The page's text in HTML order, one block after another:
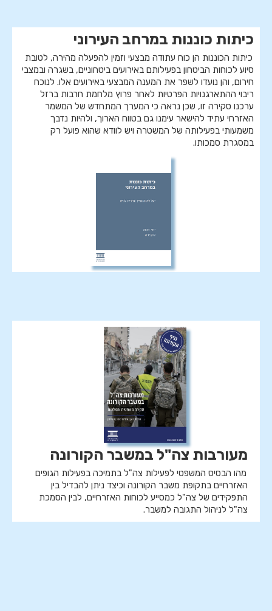
כיתות כוננות במרחב העירוני
כיתות הכוננות הן כוח עתודה מבצעי וזמין להפעלה מהירה, לטובת
סיוע לכוחות הביטחון בפעילותם באירועים ביטחוניים, בשגרה ובמצבי
חירום, והן נועדו לשפר את המענה המבצעי באירועים אלו. לנוכח
ריבוי ההתארגנויות הפרטיות לאחר פרוץ מלחמת חרבות ברזל
ערכנו סקירה זו, שכן נראה כי המערך המתחדש של המשמר
האזרחי עתיד להישאר עימנו גם בטווח הארוך, ולהיות נדבך
משמעותי בפעילותה של המשטרה ויש לוודא שהוא פועל רק
במסגרת סמכותו.
מעורבות צה"ל במשבר הקורונה
מהו הבסיס המשפטי לפעילות צה"ל בתמיכה בפעילות הגופים
האזרחיים בתקופת משבר הקורונה וכיצד ניתן להבדיל בין
התפקידים של צה"ל כמסייע לכוחות האזרחיים, לבין הסמכת
צה"ל לניהול התגובה למשבר.